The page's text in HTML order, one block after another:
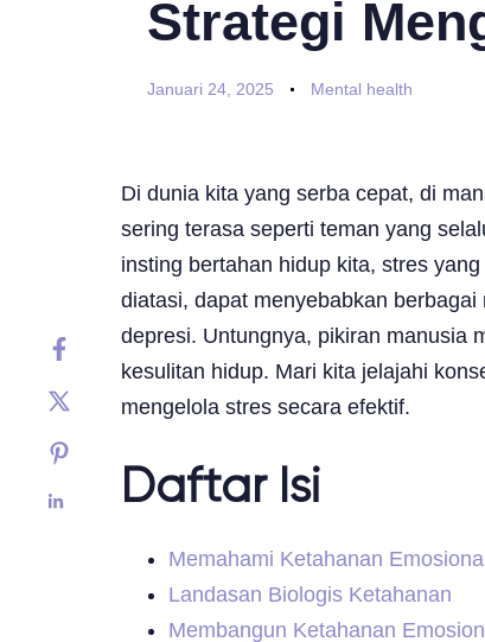
Strategi
Januari 24, 2025 Mental health
Di dunia kita yang serba cepat, di
sering terasa seperti teman yang
insting bertahan hidup kita, stres
diatasi, dapat menyebabkan
depresi. Untungnya, pikiran manusia
kesulitan hidup. Mari kita jelajahi
mengelola stres secara efektif.
Daftar Isi
Memahami Ketahanan Emosional
Landasan Biologis Ketahanan
Membangun Ketahanan